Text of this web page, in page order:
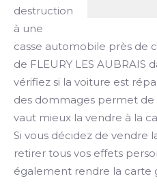
destruction
à une
casse automobile près de
de FLEURY LES AUBRAIS
vérifiez si la voiture est
des dommages permet de
vaut mieux la vendre à la
Si vous décidez de vendre
retirer tous vos effets
également rendre la carte